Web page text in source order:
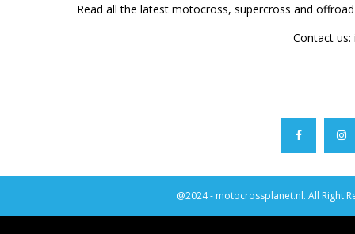
Read all the latest motocross, supercross and
Contact us:
@2024 - motocrossplanet.nl. All Right